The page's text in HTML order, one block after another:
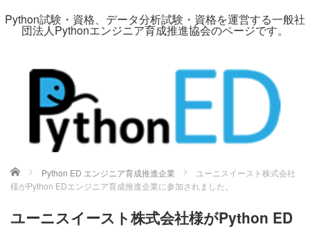
Python試験・資格、データ分析試験・資格を運営する一般社
団法人Pythonエンジニア育成推進協会のページです。
ホーム Python ED エンジニア育成推進企業
ユーニスイースト株式会社
様がPython EDエンジニア育成推進企業に参加されました。
ユーニスイースト株式会社様がPython ED